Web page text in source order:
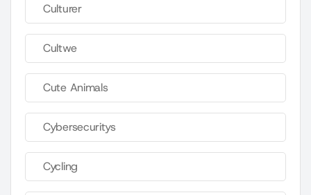
Culturer
Cultwe
Cute Animals
Cybersecuritys
Cycling